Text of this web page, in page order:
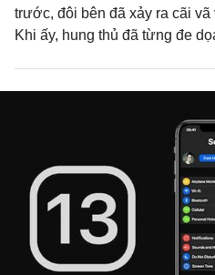
trước, đôi bên đã xảy ra cãi vã
Khi ấy, hung thủ đã từng đe